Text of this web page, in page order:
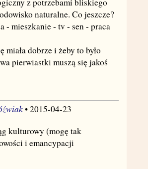
naturalne. Co jeszcze?
mieszkanie - tv - sen - praca
dobrze i żeby to było
pierwiastki muszą się jakoś
• 2015-04-23
kulturowy (mogę tak
i emancypacji